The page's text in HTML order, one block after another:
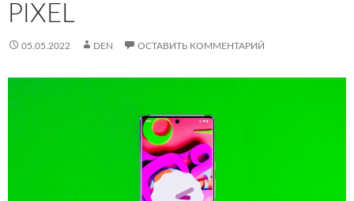
PIXEL
05.05.2022 DEN ОСТАВИТЬ КОММЕНТАРИЙ